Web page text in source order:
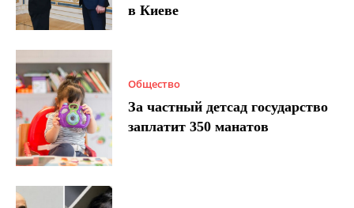
в Киеве
Общество
За частный детсад государство
заплатит 350 манатов